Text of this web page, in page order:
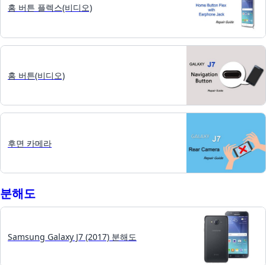
홈 버튼 플렉스(비디오)
홈 버튼(비디오)
후면 카메라
분해도
Samsung Galaxy J7 (2017) 분해도